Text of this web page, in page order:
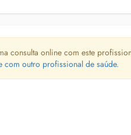
consulta online com este
com outro profissional de saúde.